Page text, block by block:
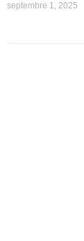
septembre 1, 2025